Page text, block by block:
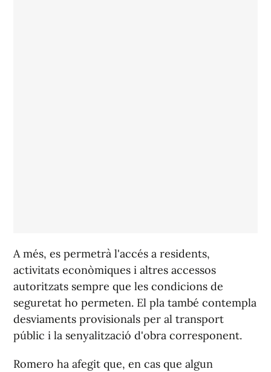
A més, es permetrà l'accés a residents,
activitats econòmiques i altres accessos
autoritzats sempre que les condicions de
seguretat ho permeten. El pla també contempla
desviaments provisionals per al transport
públic i la senyalització d'obra corresponent.
Romero ha afegit que, en cas que algun